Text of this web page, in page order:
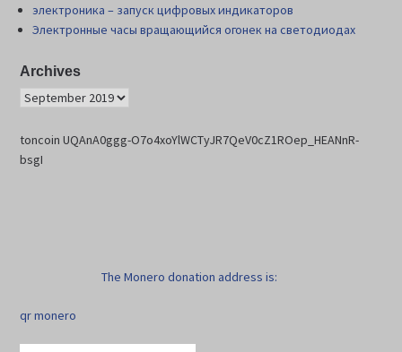
электроника – запуск цифровых индикаторов
Электронные часы вращающийся огонек на светодиодах
Archives
toncoin UQAnA0ggg-O7o4xoYlWCTyJR7QeV0cZ1ROep_HEANnR-
bsgI
The Monero donation address is:
qr monero